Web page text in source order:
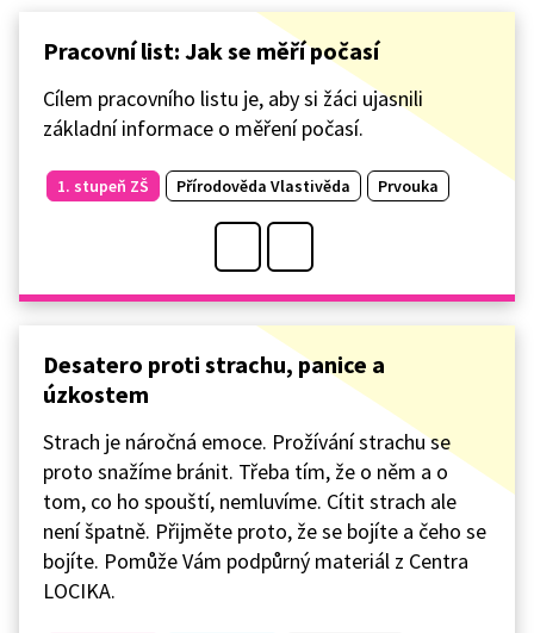
Pracovní list: Jak se měří počasí
Cílem pracovního listu je, aby si žáci ujasnili
základní informace o měření počasí.
1. stupeň ZŠ Přírodověda Vlastivěda Prvouka
Desatero proti strachu, panice a
úzkostem
Strach je náročná emoce. Prožívání strachu se
proto snažíme bránit. Třeba tím, že o něm a o
tom, co ho spouští, nemluvíme. Cítit strach ale
není špatně. Přijměte proto, že se bojíte a čeho se
bojíte. Pomůže Vám podpůrný materiál z Centra
LOCIKA.